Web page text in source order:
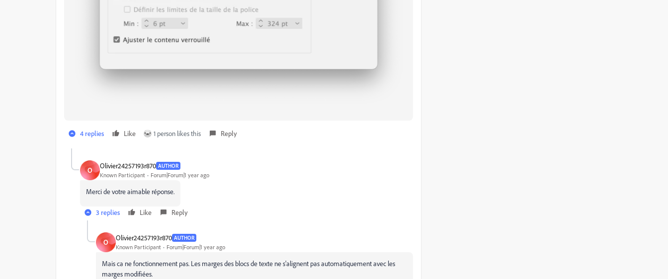
4 replies Like 1 person likes this Reply
O Olivier24257193r870 AUTHOR
Known Participant Forum|Forum|1 year ago
Merci de votre aimable réponse.
3 replies Like Reply
O Olivier24257193r870 AUTHOR
Known Participant Forum|Forum|1 year ago
Mais ca ne fonctionnement pas. Les marges des blocs de texte ne s'alignent pas automatiquement avec les
marges modifiées.